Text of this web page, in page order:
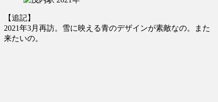
【追記】
2021年3月再訪。雪に映える青のデザインが素敵なの。また
来たいの。